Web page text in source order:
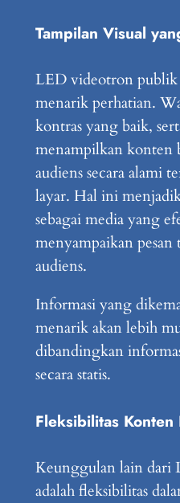
Tampilan Visual
LED videotron
menarik perhatian.
kontras yang baik,
menampilkan konten
audiens secara alami
layar. Hal ini
sebagai media yang
menyampaikan pesan
audiens.
Informasi yang
menarik akan lebih
dibandingkan
secara statis.
Fleksibilitas Konten
Keunggulan lain
adalah fleksibilitas